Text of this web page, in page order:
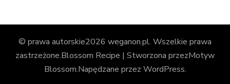
© prawa autorskie2026 weganon.pl. Wszelkie prawa
zastrzeżone.Blossom Recipe | Stworzona przezMotyw
Blossom.Napędzane przez WordPress.